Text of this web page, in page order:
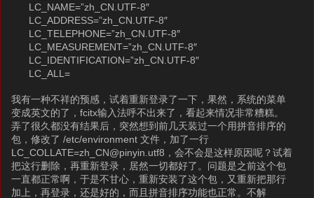
LC_NAME=”zh_CN.UTF-8″
LC_ADDRESS=”zh_CN.UTF-8″
LC_TELEPHONE=”zh_CN.UTF-8″
LC_MEASUREMENT=”zh_CN.UTF-8″
LC_IDENTIFICATION=”zh_CN.UTF-8″
LC_ALL=
我有一种不祥的预感，试着重新登录了一下，果然，系统的菜单
变成英文的了，fcitx输入法呼不出来了，看起来情况非常糟糕。
弄了很久都没有结果后，突然想到前几天装过一个用拼音排序的
包，修改了 /etc/environment 文件，加了一行
LC_COLLATE=zh_CN@pinyin.utf8，会不会是这样原因呢？试着
把这行删除，再重新登录，居然一切都好了。问题是之前这个包
一直都正常啊，于是不甘心，重新安装了这个包，又重新把那行
加上，再登录，还是好的，而且拼音排序功能也正常。不解